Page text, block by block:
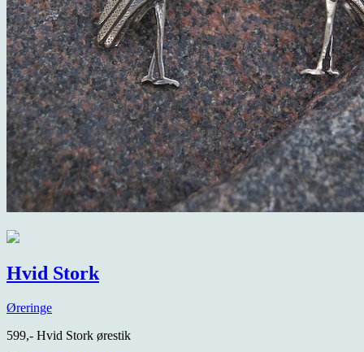
Hvid Stork
Øreringe
599,- Hvid Stork ørestik